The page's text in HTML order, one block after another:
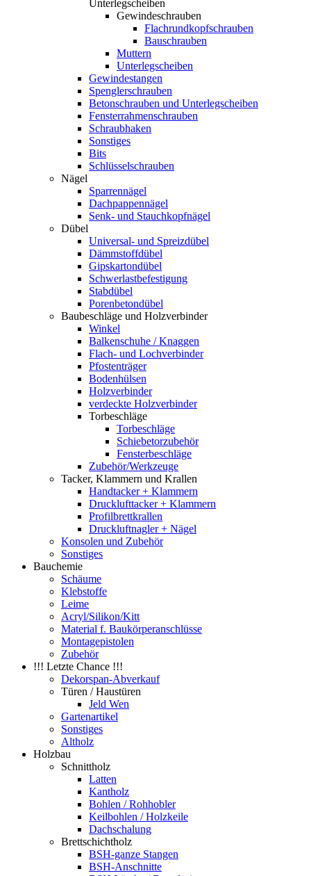
Unterlegscheiben
Gewindeschrauben
Flachrundkopfschrauben
Bauschrauben
Muttern
Unterlegscheiben
Gewindestangen
Spenglerschrauben
Betonschrauben und Unterlegscheiben
Fensterrahmenschrauben
Schraubhaken
Sonstiges
Bits
Schlüsselschrauben
Nägel
Sparrennägel
Dachpappennägel
Senk- und Stauchkopfnägel
Dübel
Universal- und Spreizdübel
Dämmstoffdübel
Gipskartondübel
Schwerlastbefestigung
Stabdübel
Porenbetondübel
Baubeschläge und Holzverbinder
Winkel
Balkenschuhe / Knaggen
Flach- und Lochverbinder
Pfostenträger
Bodenhülsen
Holzverbinder
verdeckte Holzverbinder
Torbeschläge
Torbeschläge
Schiebetorzubehör
Fensterbeschläge
Zubehör/Werkzeuge
Tacker, Klammern und Krallen
Handtacker + Klammern
Drucklufttacker + Klammern
Profilbrettkrallen
Druckluftnagler + Nägel
Konsolen und Zubehör
Sonstiges
Bauchemie
Schäume
Klebstoffe
Leime
Acryl/Silikon/Kitt
Material f. Baukörperanschlüsse
Montagepistolen
Zubehör
!!! Letzte Chance !!!
Dekorspan-Abverkauf
Türen / Haustüren
Jeld Wen
Gartenartikel
Sonstiges
Altholz
Holzbau
Schnittholz
Latten
Kantholz
Bohlen / Rohhobler
Keilbohlen / Holzkeile
Dachschalung
Brettschichtholz
BSH-ganze Stangen
BSH-Anschnitte